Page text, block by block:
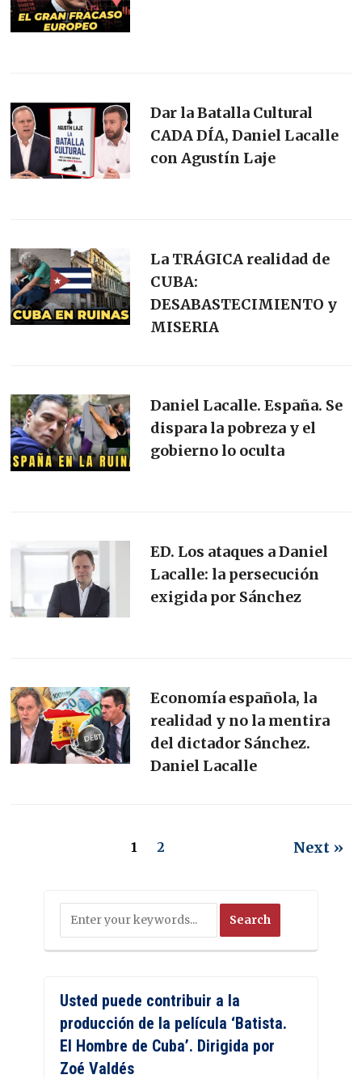
Dar la Batalla Cultural
CADA DÍA, Daniel Lacalle
con Agustín Laje
La TRÁGICA realidad de
CUBA:
DESABASTECIMIENTO y
MISERIA
Daniel Lacalle. España. Se
dispara la pobreza y el
gobierno lo oculta
ED. Los ataques a Daniel
Lacalle: la persecución
exigida por Sánchez
Economía española, la
realidad y no la mentira
del dictador Sánchez.
Daniel Lacalle
1 2 Next »
Usted puede contribuir a la
producción de la película ‘Batista.
El Hombre de Cuba’. Dirigida por
Zoé Valdés